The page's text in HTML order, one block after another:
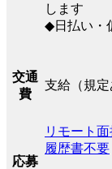
します
◆日払い・
交通
費
支給（規定
応募
リモート
履歴書不要